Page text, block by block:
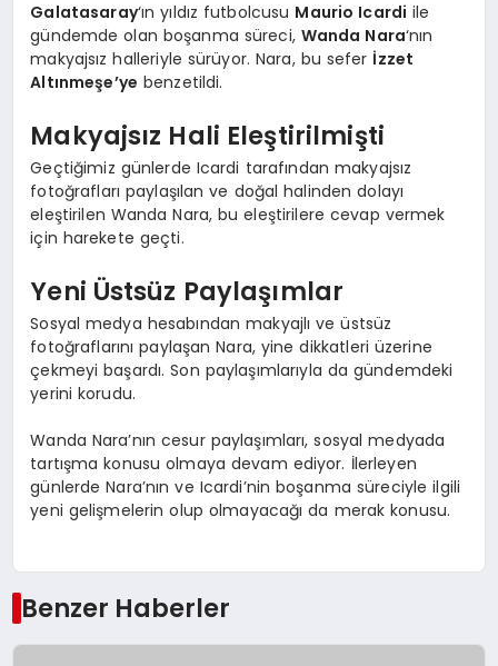
Galatasaray‘ın yıldız futbolcusu Maurio Icardi ile
gündemde olan boşanma süreci, Wanda Nara‘nın
makyajsız halleriyle sürüyor. Nara, bu sefer İzzet
Altınmeşe’ye benzetildi.
Makyajsız Hali Eleştirilmişti
Geçtiğimiz günlerde Icardi tarafından makyajsız
fotoğrafları paylaşılan ve doğal halinden dolayı
eleştirilen Wanda Nara, bu eleştirilere cevap vermek
için harekete geçti.
Yeni Üstsüz Paylaşımlar
Sosyal medya hesabından makyajlı ve üstsüz
fotoğraflarını paylaşan Nara, yine dikkatleri üzerine
çekmeyi başardı. Son paylaşımlarıyla da gündemdeki
yerini korudu.
Wanda Nara’nın cesur paylaşımları, sosyal medyada
tartışma konusu olmaya devam ediyor. İlerleyen
günlerde Nara’nın ve Icardi’nin boşanma süreciyle ilgili
yeni gelişmelerin olup olmayacağı da merak konusu.
Benzer Haberler